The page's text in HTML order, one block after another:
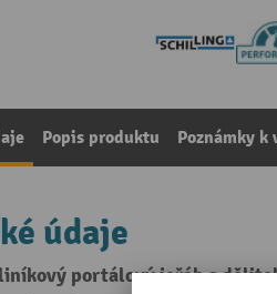
Popis produktu Poznámky k
údaje
portálový jeřáb s